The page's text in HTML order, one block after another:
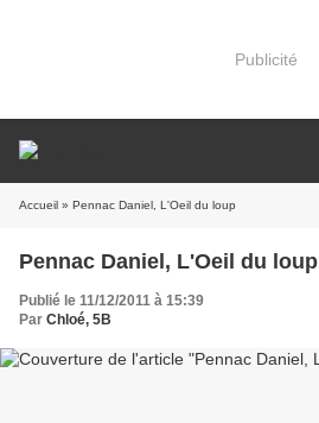
Publicité
Accueil » Pennac Daniel, L'Oeil du loup
Pennac Daniel, L'Oeil du loup
Publié le 11/12/2011 à 15:39
Par Chloé, 5B